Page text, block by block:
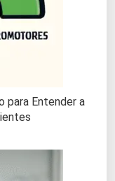
para Entender a